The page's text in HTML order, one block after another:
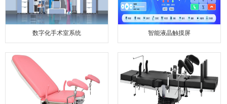
数字化手术室系统 智能液晶触摸屏